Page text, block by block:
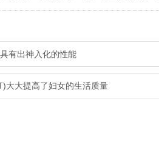
有出神入化的性能
大大提高了妇女的生活质量